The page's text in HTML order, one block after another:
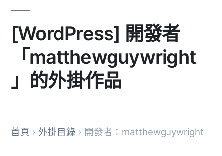
[WordPress] 開發者
「matthewguywright
」的外掛作品
首頁 › 外掛目錄 › 開發者：matthewguywright